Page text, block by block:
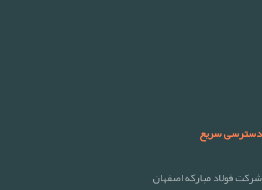
دسترسی سریع
شرکت فولاد مبارکه اصفهان